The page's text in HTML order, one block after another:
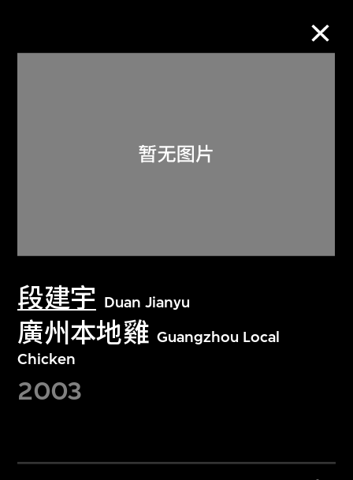
段建宇 Duan Jianyu
廣州本地雞 Guangzhou Local
Chicken
2003
关于M+藏品
探索世界顶级的二十及二十一世纪视觉
文化藏品。